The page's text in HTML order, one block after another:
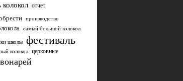
колокол отчет
производство
самый большой колокол
школы фестиваль
колокол церковные